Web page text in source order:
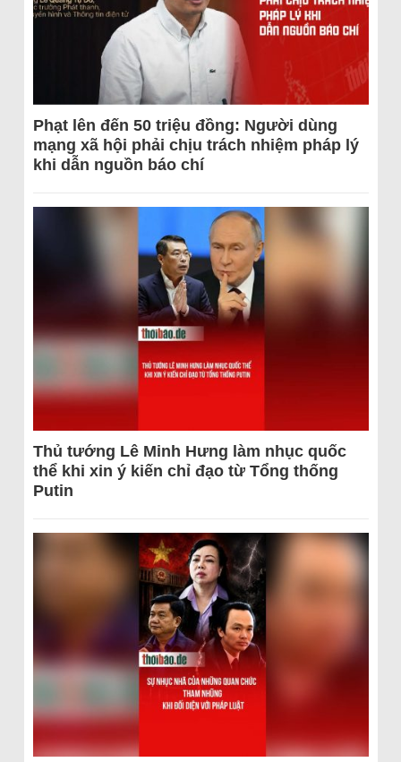
Phạt lên đến 50 triệu đồng: Người dùng
mạng xã hội phải chịu trách nhiệm pháp lý
khi dẫn nguồn báo chí
Thủ tướng Lê Minh Hưng làm nhục quốc
thể khi xin ý kiến chỉ đạo từ Tổng thống
Putin